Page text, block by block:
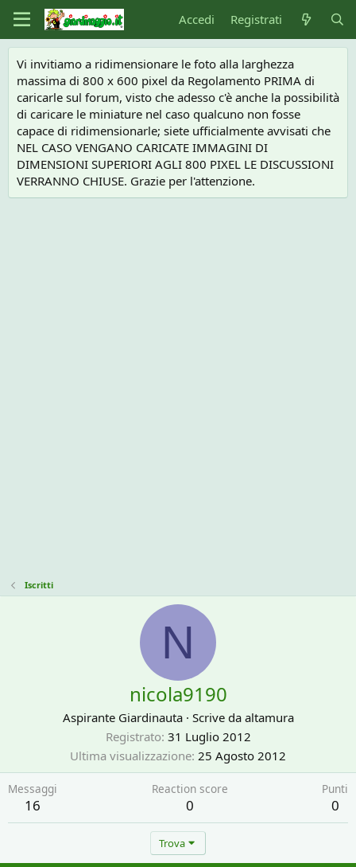
Accedi Registrati
Vi invitiamo a ridimensionare le foto alla larghezza
massima di 800 x 600 pixel da Regolamento PRIMA di
caricarle sul forum, visto che adesso c'è anche la possibilità
di caricare le miniature nel caso qualcuno non fosse
capace di ridimensionarle; siete ufficialmente avvisati che
NEL CASO VENGANO CARICATE IMMAGINI DI
DIMENSIONI SUPERIORI AGLI 800 PIXEL LE DISCUSSIONI
VERRANNO CHIUSE. Grazie per l'attenzione.
Iscritti
N
nicola9190
Aspirante Giardinauta · Scrive da altamura
Registrato 31 Luglio 2012
Ultima visualizzazione 25 Agosto 2012
Messaggi
16
Reaction score
0
Punti
0
Trova